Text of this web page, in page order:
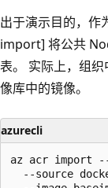
出于演示目的，
import] 将公共
表。 实际上，组
像库中的镜像。
azurecli
az acr import --
--source